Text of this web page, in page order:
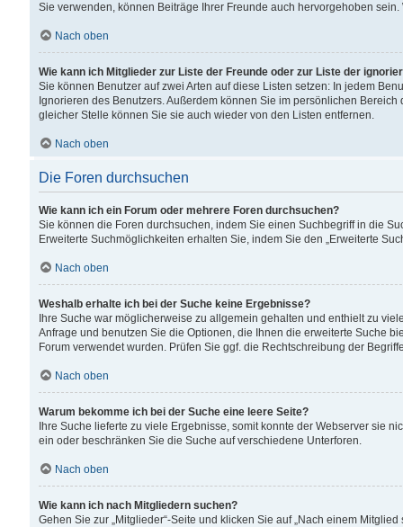
Sie verwenden, können Beiträge Ihrer Freunde auch hervorgehoben
Nach oben
Wie kann ich Mitglieder zur Liste der Freunde oder zur Liste der
Sie können Benutzer auf zwei Arten auf diese Listen setzen: In jedem
Ignorieren des Benutzers. Außerdem können Sie im persönlichen
gleicher Stelle können Sie sie auch wieder von den Listen entfernen.
Nach oben
Die Foren durchsuchen
Wie kann ich ein Forum oder mehrere Foren durchsuchen?
Sie können die Foren durchsuchen, indem Sie einen Suchbegriff in die
Erweiterte Suchmöglichkeiten erhalten Sie, indem Sie den „Erweiterte
Nach oben
Weshalb erhalte ich bei der Suche keine Ergebnisse?
Ihre Suche war möglicherweise zu allgemein gehalten und enthielt zu
Anfrage und benutzen Sie die Optionen, die Ihnen die erweiterte Suche
Forum verwendet wurden. Prüfen Sie ggf. die Rechtschreibung der
Nach oben
Warum bekomme ich bei der Suche eine leere Seite?
Ihre Suche lieferte zu viele Ergebnisse, somit konnte der Webserver sie
ein oder beschränken Sie die Suche auf verschiedene Unterforen.
Nach oben
Wie kann ich nach Mitgliedern suchen?
Gehen Sie zur „Mitglieder“-Seite und klicken Sie auf „Nach einem Mitglied